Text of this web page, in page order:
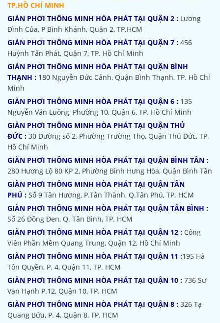
TP.HỒ CHÍ MINH
GIÀN PHƠI THÔNG MINH HÒA PHÁT TẠI QUẬN 2 : Lương
Đình Của, P Bình Khánh, Quận 2, TP.HCM
GIÀN PHƠI THÔNG MINH HÒA PHÁT TẠI QUẬN 7 : 456
Huỳnh Tấn Phát, Quận 7, TP. Hồ Chí Minh
GIÀN PHƠI THÔNG MINH HÒA PHÁT TẠI QUẬN BÌNH
THẠNH : 180 Nguyễn Đức Cảnh, Quận Bình Thạnh, TP. Hồ Chí
Minh
GIÀN PHƠI THÔNG MINH HÒA PHÁT TẠI QUẬN 6 : 135
Nguyễn Văn Luông, Phường 10, Quận 6, TP. Hồ Chí Minh
GIÀN PHƠI THÔNG MINH HÒA PHÁT TẠI QUẬN THỦ
ĐỨC : 30 Đường số 2, Phường Trường Thọ, Quận Thủ Đức, TP.
Hồ Chí Minh
GIÀN PHƠI THÔNG MINH HÒA PHÁT TẠI QUẬN BÌNH TÂN :
280 Hương Lộ 80 KP 2, Phường Bình Hưng Hòa, Quận Bình Tân
GIÀN PHƠI THÔNG MINH HÒA PHÁT TẠI QUẬN TÂN
PHÚ : Số 9 Tân Hương, P.Tân Thành, Q.Tân Phú, TP. HCM
GIÀN PHƠI THÔNG MINH HÒA PHÁT TẠI QUẬN TÂN BÌNH :
Số 26 Đồng Đen, Q. Tân Bình, TP. HCM
GIÀN PHƠI THÔNG MINH HÒA PHÁT TẠI QUẬN 12 : Công
Viên Phần Mềm Quang Trung, Quận 12, Hồ Chí Minh
GIÀN PHƠI THÔNG MINH HÒA PHÁT TẠI QUẬN 11 :195 Hà
Tôn Quyền, P. 4, Quận 11, TP. HCM
GIÀN PHƠI THÔNG MINH HÒA PHÁT TẠI QUẬN 10 : 736 Sư
Vạn Hạnh P.12, Quận 10, TP. HCM
GIÀN PHƠI THÔNG MINH HÒA PHÁT TẠI QUẬN 8 : 326 Tạ
Quang Bửu, P. 4, Quận 8, TP. HCM